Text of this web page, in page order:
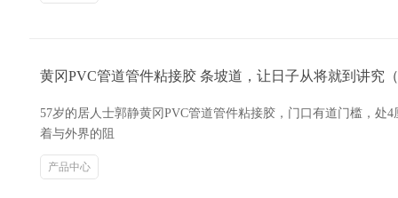
黄冈PVC管道管件粘接胶 条坡道，让日子从将就到讲究
57岁的居人士郭静黄冈PVC管道管件粘接胶，门口有道门槛，
着与外界的阻
产品中心